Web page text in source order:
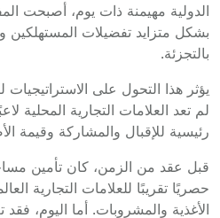
الدولية مهيمنة ذات يوم، أصبحت
بشكل متزايد تفضيلات المستهلكين
بالتجزئة.
يؤثر هذا التحول على
لم تعد العلامات التجارية المحلية
رئيسية للإقبال والمشاركة وقيمة
قبل عقد من الزمن، كان تأمين
حصريًا تقريبًا للعلامات التجارية
الأغذية والمشروبات. أما اليوم،